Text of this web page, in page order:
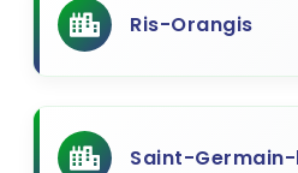
Ris-Orangis
Saint-